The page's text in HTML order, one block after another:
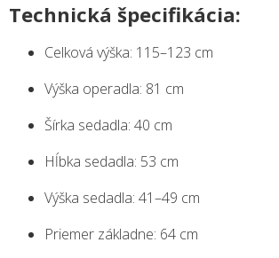
Technická špecifikácia:
Celková výška: 115–123 cm
Výška operadla: 81 cm
Šírka sedadla: 40 cm
Hĺbka sedadla: 53 cm
Výška sedadla: 41–49 cm
Priemer základne: 64 cm